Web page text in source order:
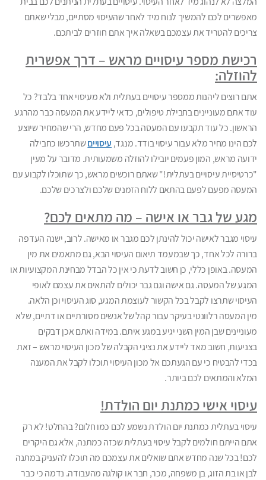
מאפשרים לכם להמשיך לנוח מיד לאחר שהעיסוי מסתיים, מבלי שאתם
צריכים להטריד את עצמכם בשאלה איך אתם חוזרים לביתכם.
רכישת מספר עיסויים מראש – דרך אפשרית
להוזלה:
אתם רוצים ליהנות ממספר עיסויים בעתלית ולא מעיסוי אחד בלבד? כל
עוד אתם מעוניינים בחבילת טיפולים, כדאי ליידע את המעסה כבר מהרגע
הראשון. כל עוד תקבעו עם המעסה בכל פעם מחדש, הרי שהמחיר שיוצע
לכם הינו מחיר מלא עבור עיסוי בודד. מנגד, עיסוייםשתרכשו כחבילה
ידועה מראש, המון פעמים יובילו להוזלה משמעותית. מדובר על מעין
"כרטיסיית עיסויים בעתלית!" שאתם רוכשים מראש, כך שתוכלו לקבוע עם
המעסה מפעם לפעם בהתאם ללוח הזמנים שלכם ולצרכים שלכם.
מגע של גבר או אישה – מה מתאים לכם?
עיסוי מגבר לאישה יכול להינתן לכם מגבר או מאישה. לרוב, ישנה העדפה
ברורה לכל אחד, כך שבמעמד תיאום העיסוי הבא, גם מתאמים את מין
המעסה. באופן כללי, כן חשוב לדעת כי אין כל הבדל מבחינת המקצועיות או
המגע של המעסה. גם אישה וגם גבר יכולים להתאים את עצמם לאופי
העיסוי שתרצו לקבל בכל הקשור לעוצמת המגע, סוג העיסוי וכן הלאה.
מין המעסה רלוונטי בעיקר עבור קהל של אנשים מסורתיים או דתיים, שלא
מעוניינים שבן המין השני יגיע במגע איתם. במידה ואתם אכן דבקים
בצניעות, חשוב מאד ליידע את נציגי הקבלה של מכון העיסוי מראש – זאת
בכדי להבטיח כי עם הגעתכם אל מכון העיסוי תוכלו לקבל את המענה
המלא והמתאים לכם ביותר.
עיסוי אישי כמתנת יום הולדת!
עיסוי בעתלית כמתנת יום הולדת נשמע לכם כמו חלום? בהחלט! לא רק
אתם הייתם חולמים לקבל עיסוי בעתלית שכזה כמתנה, אלא גם היקרים
לכם! בכל שנה מחדש אתם שואלים את עצמכם מה תוכלו להעניק במתנה
לבן או בת הזוג, בן משפחה, מכר, חבר או קולגה מהעבודה. נדמה כי כבר